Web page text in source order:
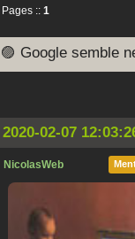
Pages :: 1
🟣 Google semble
2020-02-07
NicolasWeb